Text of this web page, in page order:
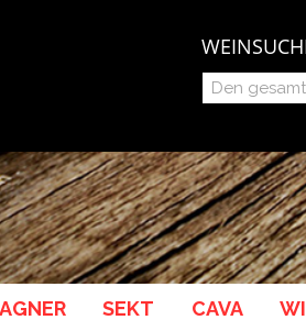
SEKT CAVA